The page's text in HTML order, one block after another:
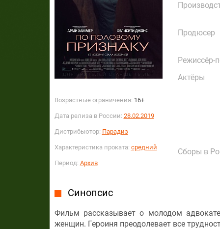
Возрастные ограничения: 16+
Дата релиза в России: 28.02.2019
Дистрибьютор: Парадиз
Характеристика проката: средний
Период: Архив
Продюсер
Режиссёр-
Актёры
Сборы в
Синопсис
Фильм рассказывает о молодом
женщин. Героиня преодолевает все